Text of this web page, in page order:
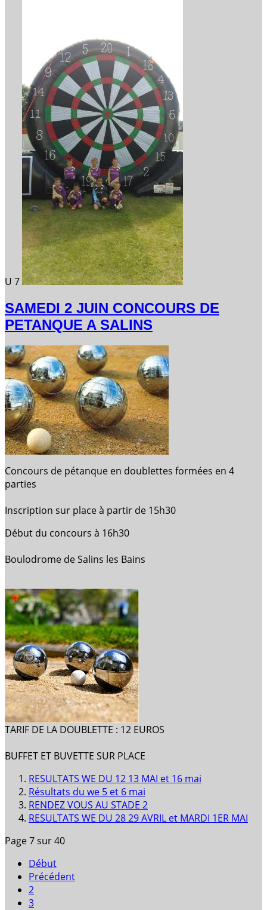
U 7
SAMEDI 2 JUIN CONCOURS DE
PETANQUE A SALINS
Concours de pétanque en doublettes formées en 4
parties
Inscription sur place à partir de 15h30
Début du concours à 16h30
Boulodrome de Salins les Bains
TARIF DE LA DOUBLETTE : 12 EUROS
BUFFET ET BUVETTE SUR PLACE
RESULTATS WE DU 12 13 MAI et 16 mai
Résultats du we 5 et 6 mai
RENDEZ VOUS AU STADE 2
RESULTATS WE DU 28 29 AVRIL et MARDI 1ER MAI
Page 7 sur 40
Début
Précédent
2
3